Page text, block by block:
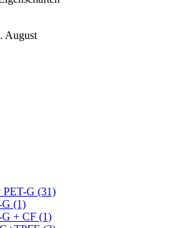
August
PET-G (31)
G (1)
G + CF (1)